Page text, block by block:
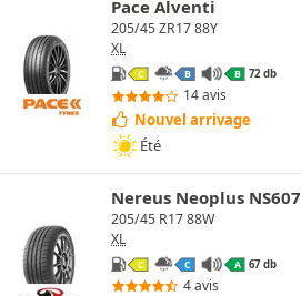
Pace Alventi
205/45 ZR17 88Y
XL
C B B 72 db
14 avis
Nouvel arrivage
Été
Nereus Neoplus NS607
205/45 R17 88W
XL
C C A 67 db
4 avis